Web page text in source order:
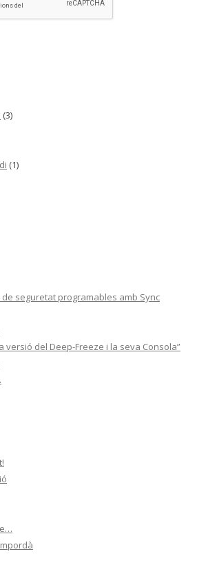
(3)
(1)
de seguretat programables amb Sync
versió del Deep-Freeze i la seva Consola”